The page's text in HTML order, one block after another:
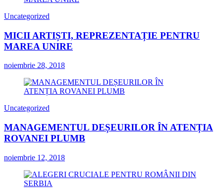
Uncategorized
MICII ARTIȘTI, REPREZENTAȚIE PENTRU
MAREA UNIRE
noiembrie 28, 2018
Uncategorized
MANAGEMENTUL DEȘEURILOR ÎN ATENȚIA
ROVANEI PLUMB
noiembrie 12, 2018